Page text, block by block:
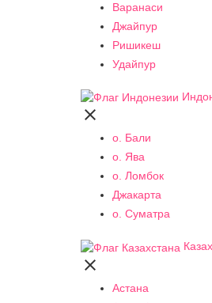
Варанаси
Джайпур
Ришикеш
Удайпур

о. Бали
о. Ява
о. Ломбок
Джакарта
о. Суматра

Астана